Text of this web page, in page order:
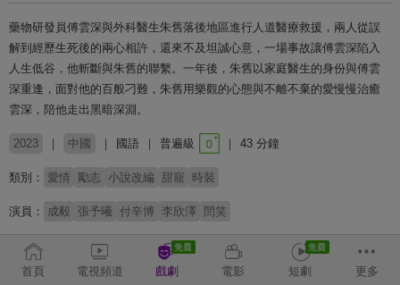
藥物研發員傅雲深與外科醫生朱舊落後地區進行人道醫療救援，兩人從誤
解到經歷生死後的兩心相許，還來不及坦誠心意，一場事故讓傅雲深陷入
人生低谷，他斬斷與朱舊的聯繫。一年後，朱舊以家庭醫生的身份與傅雲
深重逢，面對他的百般刁難，朱舊用樂觀的心態與不離不棄的愛慢慢治癒
雲深，陪他走出黑暗深淵。
2023 中國 國語 普遍級 43 分鐘
類別： 愛情 勵志 小說改編 甜寵 時裝
演員： 成毅 張予曦 付辛博 李欣澤 閆笑
導演：
首頁 電視頻道 戲劇 電影 短劇 更多